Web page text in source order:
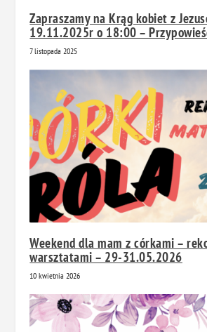
Zapraszamy na Krąg kobiet z
19.11.2025r o 18:00 –
7 listopada 2025
Weekend dla mam z córkami –
warsztatami – 29-31.05.2026
10 kwietnia 2026